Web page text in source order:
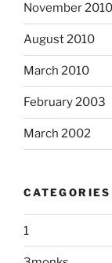
November 2010
August 2010
March 2010
February 2003
March 2002
CATEGORIES
1